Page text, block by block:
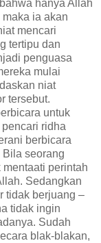
hanya Allah
ia akan
mencari
tertipu dan
penguasa
mulai
niat
tersebut.
untuk
ridha
berbicara
Bila seorang
perintah
Sedangkan
tidak berjuang –
tidak ingin
Sudah
blak-blakan,